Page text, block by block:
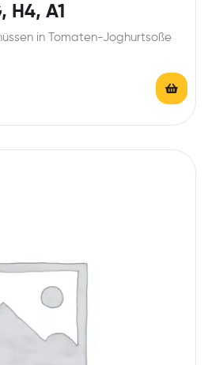
H4, A1
in Tomaten-Joghurtsoße